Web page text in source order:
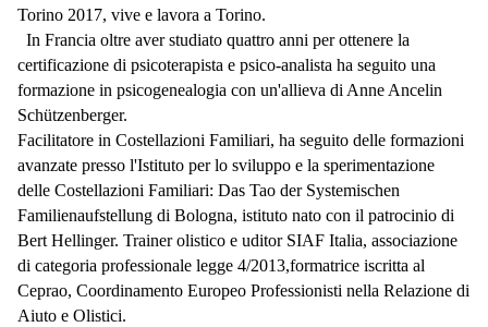
Torino 2017, vive e lavora a Torino.
In Francia oltre aver studiato quattro anni per ottenere la
certificazione di psicoterapista e psico-analista ha seguito una
formazione in psicogenealogia con un'allieva di Anne Ancelin
Schützenberger.
Facilitatore in Costellazioni Familiari, ha seguito delle formazioni
avanzate presso l'Istituto per lo sviluppo e la sperimentazione
delle Costellazioni Familiari: Das Tao der Systemischen
Familienaufstellung di Bologna, istituto nato con il patrocinio di
Bert Hellinger. Trainer olistico e uditor SIAF Italia, associazione
di categoria professionale legge 4/2013,formatrice iscritta al
Ceprao, Coordinamento Europeo Professionisti nella Relazione di
Aiuto e Olistici.